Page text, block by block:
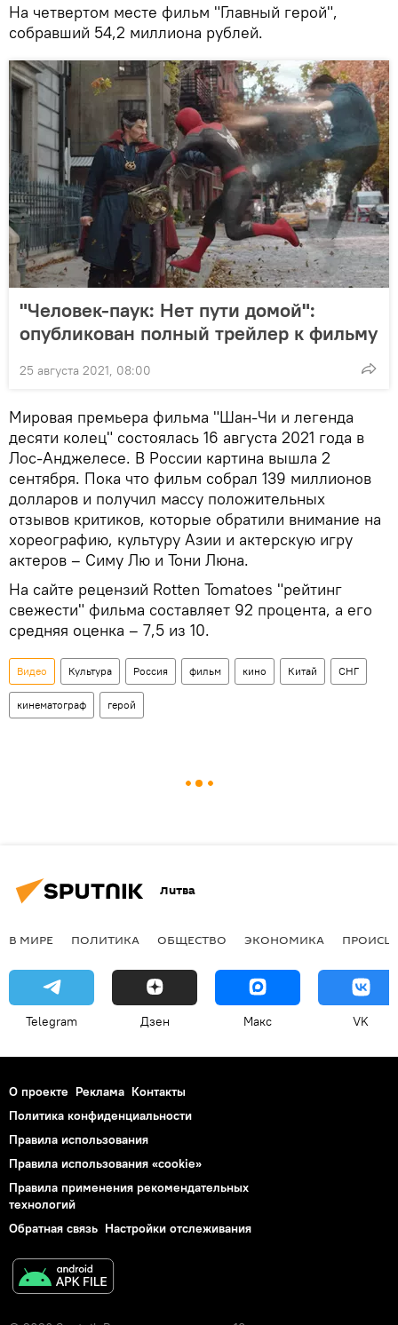
На четвертом месте фильм "Главный герой",
собравший 54,2 миллиона рублей.
"Человек-паук: Нет пути домой":
опубликован полный трейлер к фильму
25 августа 2021, 08:00
Мировая премьера фильма "Шан-Чи и легенда
десяти колец" состоялась 16 августа 2021 года в
Лос-Анджелесе. В России картина вышла 2
сентября. Пока что фильм собрал 139 миллионов
долларов и получил массу положительных
отзывов критиков, которые обратили внимание на
хореографию, культуру Азии и актерскую игру
актеров – Симу Лю и Тони Люна.
На сайте рецензий Rotten Tomatoes "рейтинг
свежести" фильма составляет 92 процента, а его
средняя оценка – 7,5 из 10.
Видео Культура Россия фильм кино Китай СНГ
кинематограф герой
Литва
В МИРЕ ПОЛИТИКА ОБЩЕСТВО ЭКОНОМИКА
Telegram Дзен Макс VK
О проекте Реклама Контакты
Политика конфиденциальности
Правила использования
Правила использования «cookie»
Правила применения рекомендательных
технологий
Обратная связь Настройки отслеживания